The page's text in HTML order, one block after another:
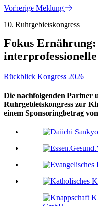
Vorherige Meldung
10. Ruhrgebietskongress
Fokus Ernährung:
Rückblick Kongress 2026
Die nachfolgenden Partner
Ruhrgebietskongress zur
einem Sponsoringbetrag